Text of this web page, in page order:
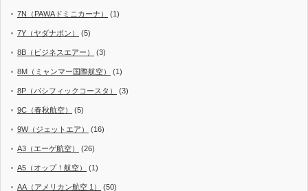
7N（PAWAドミニカーナ） (1)
7Y（ヤダナポン） (5)
8B（ビジネスエアー） (3)
8M（ミャンマー国際航空） (1)
8P（パシフィックコースタ） (3)
9C（春秋航空） (5)
9W（ジェットエア） (16)
A3（エーゲ航空） (26)
A5（オップ！航空） (1)
AA（アメリカン航空 1） (50)